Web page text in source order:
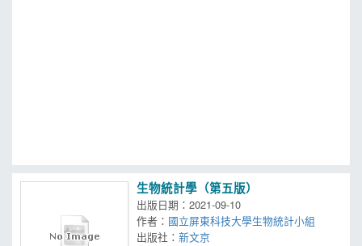
生物統計學（第五版）
出版日期：2021-09-10
作者： 國立屏東科技大學生物統計小組
出版社：